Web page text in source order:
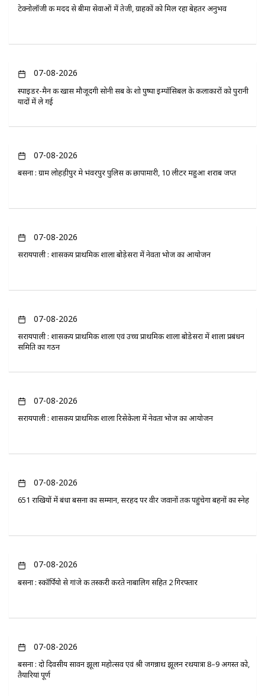
टेक्नोलॉजी की मदद से बीमा सेवाओं में तेजी, ग्राहकों को मिल रहा बेहतर अनुभव
07-08-2026
स्पाइडर-मैन की खास मौजूदगी सोनी सब के शो पुष्पा इम्पॉसिबल के कलाकारों को पुरानी
यादों में ले गई
07-08-2026
बसना : ग्राम लोहड़ीपुर मे भंवरपुर पुलिस की छापामारी, 10 लीटर महुआ शराब जप्त
07-08-2026
सरायपाली : शासकीय प्राथमिक शाला बोड़ेसरा में नेवता भोज का आयोजन
07-08-2026
सरायपाली : शासकीय प्राथमिक शाला एवं उच्च प्राथमिक शाला बोडेसरा में शाला प्रबंधन
समिति का गठन
07-08-2026
सरायपाली : शासकीय प्राथमिक शाला रिसेकेला में नेवता भोज का आयोजन
07-08-2026
651 राखियों में बंधा बसना का सम्मान, सरहद पर वीर जवानों तक पहुंचेगा बहनों का स्नेह
07-08-2026
बसना : स्कॉर्पियो से गांजे की तस्करी करते नाबालिग सहित 2 गिरफ्तार
07-08-2026
बसना : दो दिवसीय सावन झूला महोत्सव एवं श्री जगन्नाथ झूलन रथयात्रा 8–9 अगस्त को,
तैयारियां पूर्ण